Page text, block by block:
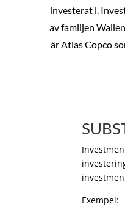
investerat i.
av familjen
är Atlas Copco
Exempel: